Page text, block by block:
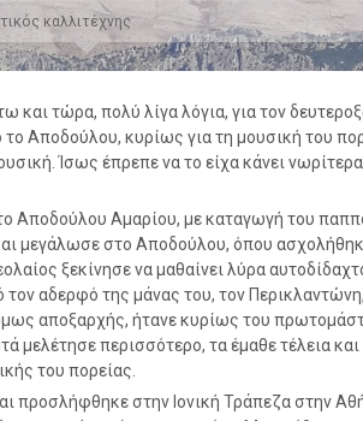
καλλιτέχνης
και τώρα, πολύ λίγα λόγια, για τον
Αποδούλου, κυρίως για τη μουσική του
Ίσως έπρεπε να το είχα κάνει
Αποδούλου Αμαρίου, με καταγωγή του
μεγάλωσε στο Αποδούλου, όπου
ξεκίνησε να μαθαίνει λύρα
τον αδερφό της μάνας του, τον
αποξαρχής, ήτανε κυρίως του
μελέτησε περισσότερο, τα έμαθε τέλεια και
του πορείας.
προσλήφθηκε στην Ιονική Τράπεζα στην